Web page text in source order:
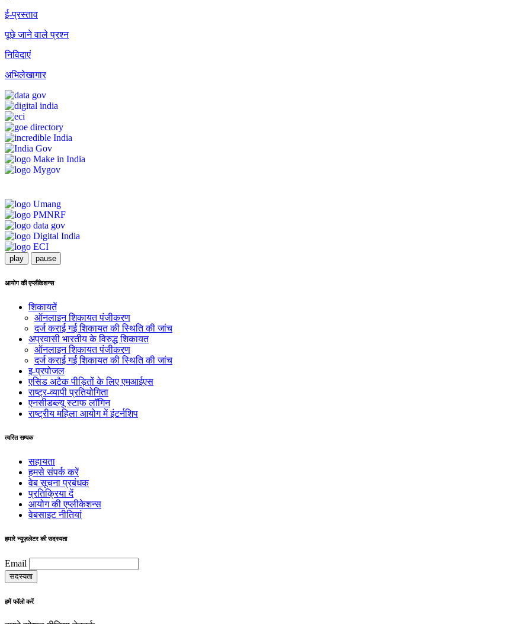
ई-प्रस्ताव
पूछे जाने वाले प्रश्न
निविदाएं
अभिलेखागार
play pause
आयोग की एप्लीकेशन्स
शिकायतें
ऑनलाइन शिकायत पंजीकरण
दर्ज कराई गई शिकायत की स्थिति की जांच
अप्रवासी भारतीय के विरुद्ध शिकायत
ऑनलाइन शिकायत पंजीकरण
दर्ज कराई गई शिकायत की स्थिति की जांच
इ-प्रपोजल
एसिड अटैक पीड़ितों के लिए एमआईएस
राष्ट्र-व्यापी प्रतियोगिता
एनसीडब्ल्यू स्टाफ लॉगिन
राष्ट्रीय महिला आयोग में इंटर्नशिप
त्वरित सम्पक
सहायता
हमसे संपर्क करें
वेब सूचना प्रबंधक
प्रतिक्रिया दें
आयोग की एप्लीकेशन्स
वेबसाइट नीतियां
हमारे न्यूज़लेटर की सदस्यता
Email
हमें फॉलो करें